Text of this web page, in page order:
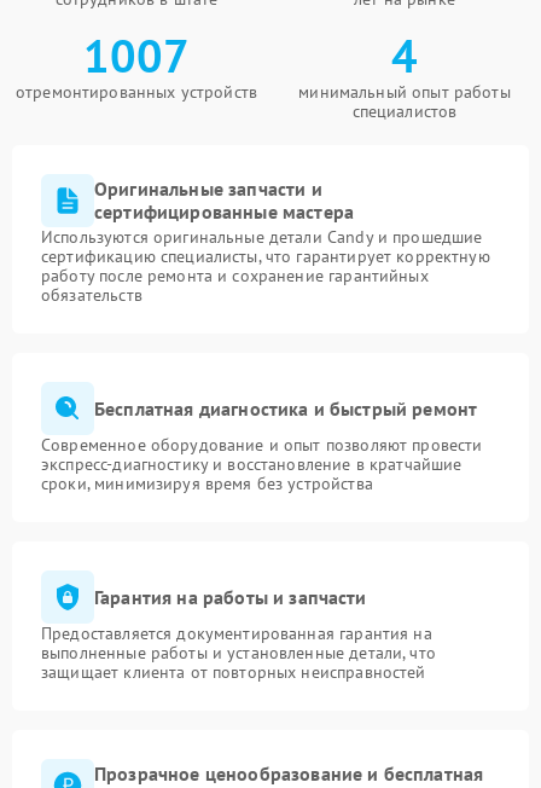
1007
отремонтированных устройств
4
минимальный опыт работы
специалистов
Оригинальные запчасти и
сертифицированные мастера
Используются оригинальные детали Candy и прошедшие
сертификацию специалисты, что гарантирует корректную
работу после ремонта и сохранение гарантийных
обязательств
Бесплатная диагностика и быстрый ремонт
Современное оборудование и опыт позволяют провести
экспресс-диагностику и восстановление в кратчайшие
сроки, минимизируя время без устройства
Гарантия на работы и запчасти
Предоставляется документированная гарантия на
выполненные работы и установленные детали, что
защищает клиента от повторных неисправностей
Прозрачное ценообразование и бесплатная